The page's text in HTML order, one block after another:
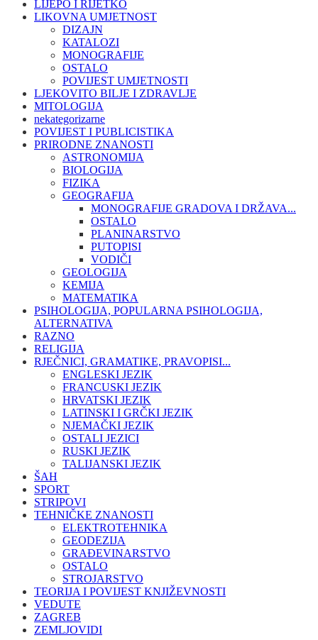
LIJEPO I RIJETKO
LIKOVNA UMJETNOST
DIZAJN
KATALOZI
MONOGRAFIJE
OSTALO
POVIJEST UMJETNOSTI
LJEKOVITO BILJE I ZDRAVLJE
MITOLOGIJA
nekategorizarne
POVIJEST I PUBLICISTIKA
PRIRODNE ZNANOSTI
ASTRONOMIJA
BIOLOGIJA
FIZIKA
GEOGRAFIJA
MONOGRAFIJE GRADOVA I DRŽAVA...
OSTALO
PLANINARSTVO
PUTOPISI
VODIČI
GEOLOGIJA
KEMIJA
MATEMATIKA
PSIHOLOGIJA, POPULARNA PSIHOLOGIJA,
ALTERNATIVA
RAZNO
RELIGIJA
RJEČNICI, GRAMATIKE, PRAVOPISI...
ENGLESKI JEZIK
FRANCUSKI JEZIK
HRVATSKI JEZIK
LATINSKI I GRČKI JEZIK
NJEMAČKI JEZIK
OSTALI JEZICI
RUSKI JEZIK
TALIJANSKI JEZIK
ŠAH
SPORT
STRIPOVI
TEHNIČKE ZNANOSTI
ELEKTROTEHNIKA
GEODEZIJA
GRAĐEVINARSTVO
OSTALO
STROJARSTVO
TEORIJA I POVIJEST KNJIŽEVNOSTI
VEDUTE
ZAGREB
ZEMLJOVIDI